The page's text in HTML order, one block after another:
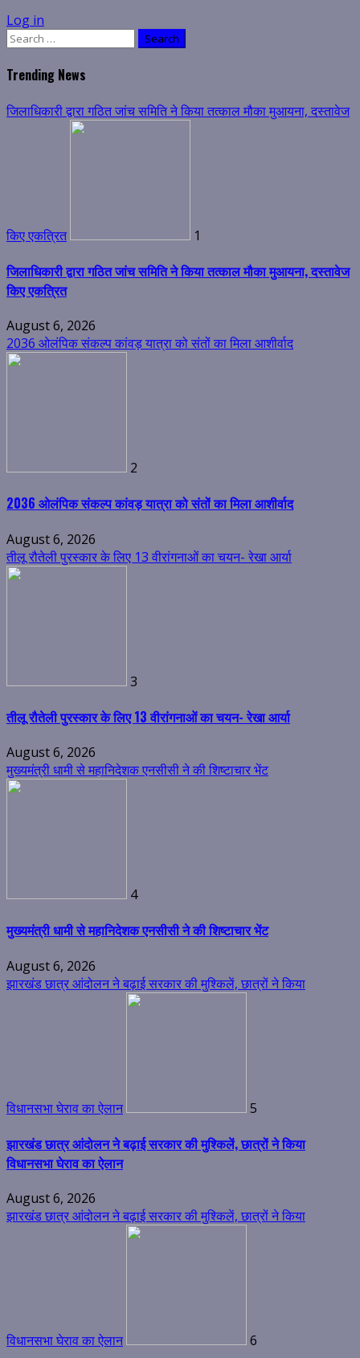
Log in
Search
Trending News
जिलाधिकारी द्वारा गठित जांच समिति ने किया तत्काल मौका मुआयना, दस्तावेज
किए एकत्रित 1
जिलाधिकारी द्वारा गठित जांच समिति ने किया तत्काल मौका मुआयना, दस्तावेज
किए एकत्रित
August 6, 2026
2036 ओलंपिक संकल्प कांवड़ यात्रा को संतों का मिला आशीर्वाद
2
2036 ओलंपिक संकल्प कांवड़ यात्रा को संतों का मिला आशीर्वाद
August 6, 2026
तीलू रौतेली पुरस्कार के लिए 13 वीरांगनाओं का चयन- रेखा आर्या
3
तीलू रौतेली पुरस्कार के लिए 13 वीरांगनाओं का चयन- रेखा आर्या
August 6, 2026
मुख्यमंत्री धामी से महानिदेशक एनसीसी ने की शिष्टाचार भेंट
4
मुख्यमंत्री धामी से महानिदेशक एनसीसी ने की शिष्टाचार भेंट
August 6, 2026
झारखंड छात्र आंदोलन ने बढ़ाई सरकार की मुश्किलें, छात्रों ने किया
विधानसभा घेराव का ऐलान 5
झारखंड छात्र आंदोलन ने बढ़ाई सरकार की मुश्किलें, छात्रों ने किया
विधानसभा घेराव का ऐलान
August 6, 2026
झारखंड छात्र आंदोलन ने बढ़ाई सरकार की मुश्किलें, छात्रों ने किया
विधानसभा घेराव का ऐलान 6